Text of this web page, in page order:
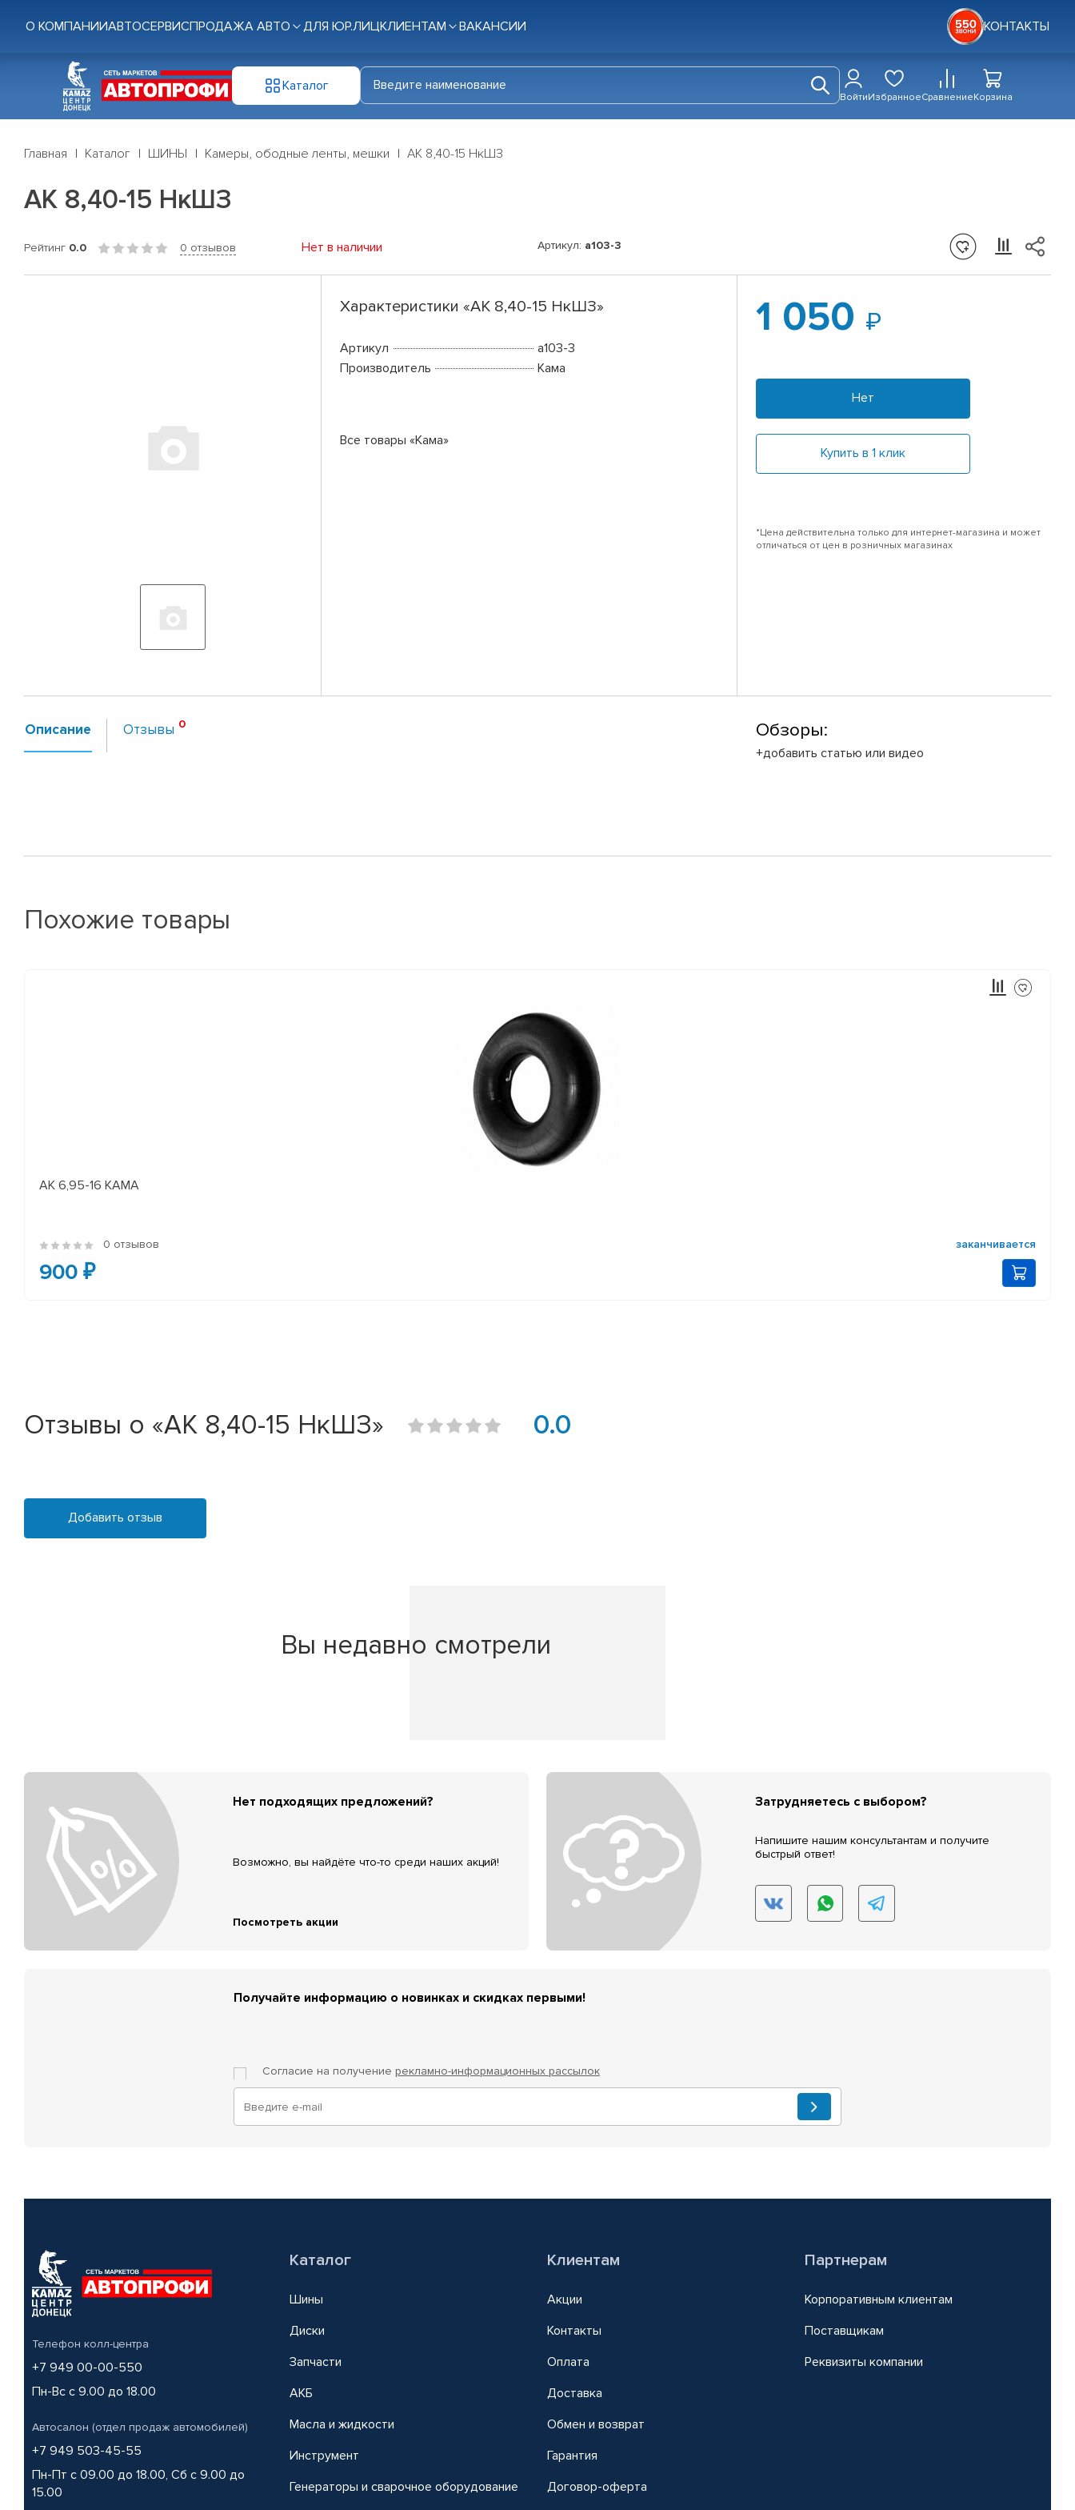
О КОМПАНИИАВТОСЕРВИСПРОДАЖА АВТО ДЛЯ ЮР.ЛИЦКЛИЕНТАМ ВАКАНСИИ КОНТАКТЫ
Каталог
ВойтиИзбранноеСравнениеКорзина
Главная Каталог ШИНЫ Камеры, ободные ленты, мешки АК 8,40-15 НкШЗ
АК 8,40-15 НкШЗ
Рейтинг 0.0 0 отзывов Нет в наличии Артикул: a103-3
Характеристики «АК 8,40-15 НкШЗ»
Артикул
a103-3
Производитель
Кама
Все товары «Кама»
1 050
Нет
Купить в 1 клик
*Цена действительна только для интернет-магазина и может
отличаться от цен в розничных магазинах
Описание Отзывы Обзоры:
+добавить статью или видео
Похожие товары
АК 6,95-16 КАМА
0 отзывов заканчивается
900 ₽
Отзывы о «АК 8,40-15 НкШЗ» 0.0
Добавить отзыв
Вы недавно смотрели
Нет подходящих предложений?
Возможно, вы найдёте что-то среди наших акций!
Посмотреть акции
Затрудняетесь с выбором?
Напишите нашим консультантам и получите
быстрый ответ!
Получайте информацию о новинках и скидках первыми!
Согласие на получение рекламно-информационных рассылок
Телефон колл-центра
+7 949 00-00-550
Пн-Вс с 9.00 до 18.00
Автосалон (отдел продаж автомобилей)
+7 949 503-45-55
Пн-Пт с 09.00 до 18.00, Сб с 9.00 до
15.00
Каталог
Шины
Диски
Запчасти
АКБ
Масла и жидкости
Инструмент
Генераторы и сварочное оборудование
Клиентам
Акции
Контакты
Оплата
Доставка
Обмен и возврат
Гарантия
Договор-оферта
Партнерам
Корпоративным клиентам
Поставщикам
Реквизиты компании